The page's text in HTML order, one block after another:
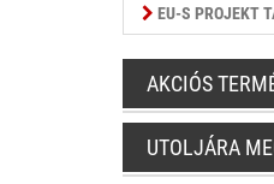
EU-S PROJEKT
AKCIÓS
UTOLJÁRA